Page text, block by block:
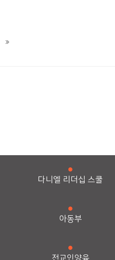
다니엘 리더십 스쿨
아동부
전교인양육